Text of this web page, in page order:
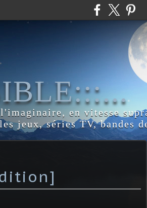
en vitesse
jeux, séries TV, bandes